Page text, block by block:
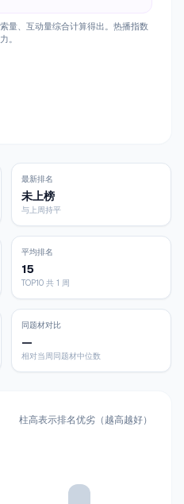
量、互动量综合计算得出。热播指数
。
最新排名
未上榜
与上周持平
平均排名
15
TOP10 共 1 周
同题材对比
—
相对当周同题材中位数
柱高表示排名优劣（越高越好）